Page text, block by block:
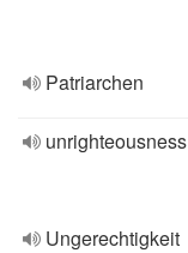
Patriarchen
unrighteousness
Ungerechtigkeit